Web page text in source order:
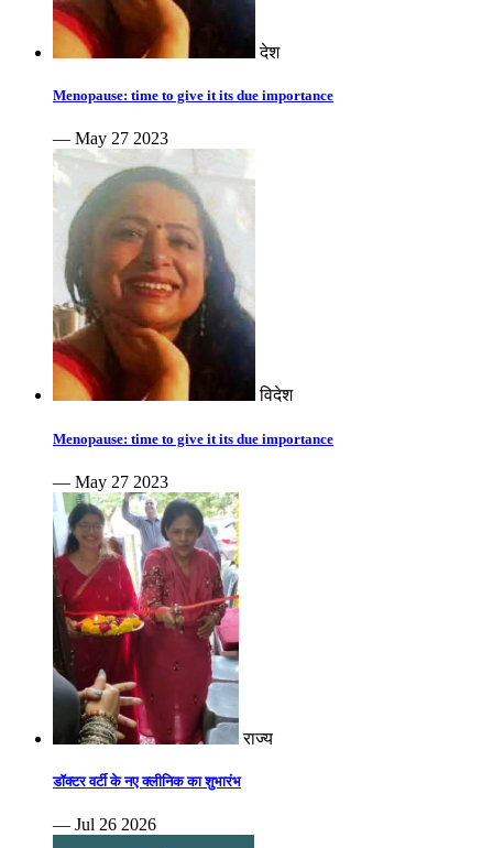
देश
Menopause: time to give it its due importance
— May 27 2023
विदेश
Menopause: time to give it its due importance
— May 27 2023
राज्य
डॉक्टर वर्टी के नए क्लीनिक का शुभारंभ
— Jul 26 2026